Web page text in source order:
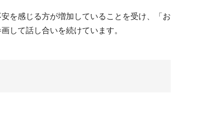
を感じる方が増加していることを受け、「お
して話し合いを続けています。